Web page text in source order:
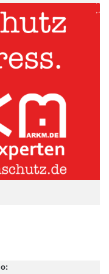
um den Arbeitsplatz
Handelt es sich hierbei
Evolutionsfrage? Die
wie Facebook,
machen, dass
zum Glück sind.
desto größer die
Flipperautomaten im